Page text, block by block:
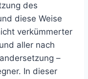
des
diese Weise
verkümmerter
aller nach
–
In dieser